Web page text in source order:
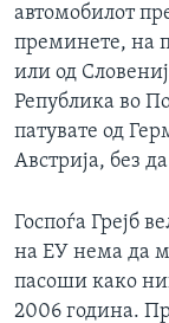
автомобилот
преминете, на
или од
Република во
патувате од
Австрија, без
Госпоѓа Грејб
на ЕУ нема да
пасоши како
2006 година.